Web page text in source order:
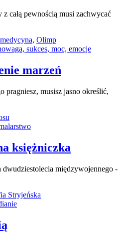
całą pewnością musi zachwycać
medycyna, Olimp
marzeń
pragniesz, musisz jasno określić,
księżniczka
dwudziestolecia międzywojennego -
Stryjeńska